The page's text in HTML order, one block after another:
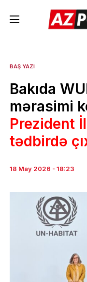
BAŞ YAZI
Bakıda
mərasimi
Prezident
tədbirdə
18 May 2026 - 18:23